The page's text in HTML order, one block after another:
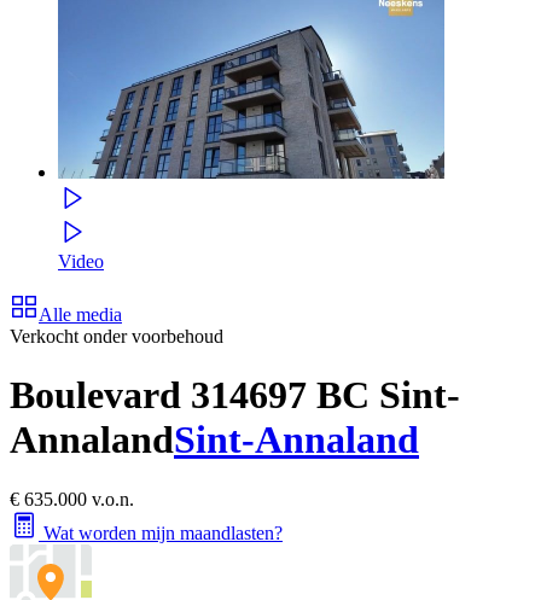
Video
Alle media
Verkocht onder voorbehoud
Boulevard 314697 BC Sint-
AnnalandSint-Annaland
€ 635.000 v.o.n.
Wat worden mijn maandlasten?